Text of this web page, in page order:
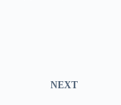
NEXT